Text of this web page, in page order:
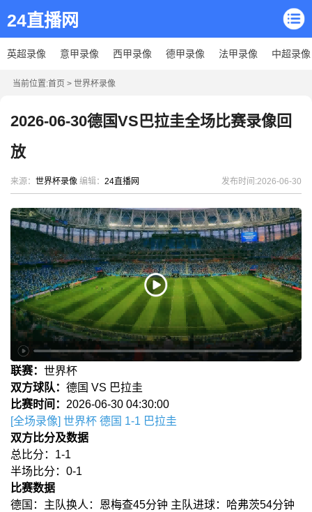
24直播网
英超录像 意甲录像 西甲录像 德甲录像 法甲录像 中超录像
当前位置:首页 > 世界杯录像
2026-06-30德国VS巴拉圭全场比赛录像回
放
来源： 世界杯录像 编辑： 24直播网 发布时间:2026-06-30
联赛： 世界杯
双方球队： 德国 VS 巴拉圭
比赛时间： 2026-06-30 04:30:00
[全场录像] 世界杯 德国 1-1 巴拉圭
双方比分及数据
总比分：1-1
半场比分：0-1
比赛数据
德国：主队换人：恩梅查45分钟 主队进球：哈弗茨54分钟